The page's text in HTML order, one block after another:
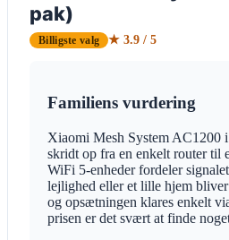
pak)
Billigste valg ★ 3.9 / 5
Familiens vurdering
Xiaomi Mesh System AC1200
skridt op fra en enkelt router til
WiFi 5-enheder fordeler
lejlighed eller et lille hjem
og opsætningen klares enkelt
prisen er det svært at finde